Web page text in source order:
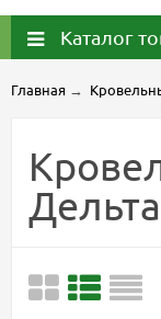
Каталог
Главная →
Дельта